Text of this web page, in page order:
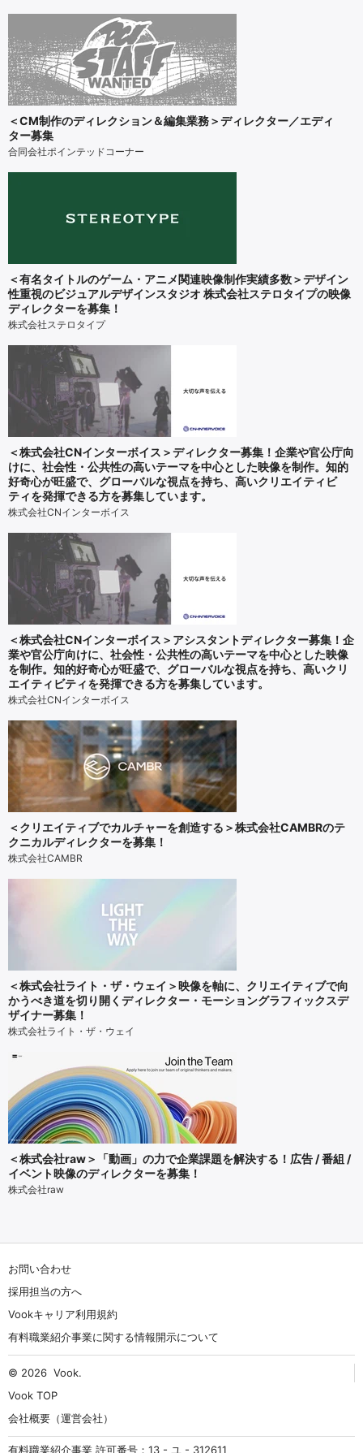
＜CM制作のディレクション＆編集業務＞ディレクター／エディ
ター募集
合同会社ポインテッドコーナー
＜有名タイトルのゲーム・アニメ関連映像制作実績多数＞デザイン
性重視のビジュアルデザインスタジオ 株式会社ステロタイプの映像
ディレクターを募集！
株式会社ステロタイプ
＜株式会社CNインターボイス＞ディレクター募集！企業や官公庁向
けに、社会性・公共性の高いテーマを中心とした映像を制作。知的
好奇心が旺盛で、グローバルな視点を持ち、高いクリエイティビ
ティを発揮できる方を募集しています。
株式会社CNインターボイス
＜株式会社CNインターボイス＞アシスタントディレクター募集！企
業や官公庁向けに、社会性・公共性の高いテーマを中心とした映像
を制作。知的好奇心が旺盛で、グローバルな視点を持ち、高いクリ
エイティビティを発揮できる方を募集しています。
株式会社CNインターボイス
＜クリエイティブでカルチャーを創造する＞株式会社CAMBRのテ
クニカルディレクターを募集！
株式会社CAMBR
＜株式会社ライト・ザ・ウェイ＞映像を軸に、クリエイティブで向
かうべき道を切り開くディレクター・モーショングラフィックスデ
ザイナー募集！
株式会社ライト・ザ・ウェイ
＜株式会社raw＞「動画」の力で企業課題を解決する！広告 / 番組 /
イベント映像のディレクターを募集！
株式会社raw
お問い合わせ
採用担当の方へ
Vookキャリア利用規約
有料職業紹介事業に関する情報開示について
© 2026 Vook.
Vook TOP
会社概要（運営会社）
有料職業紹介事業 許可番号：13 - ユ - 312611